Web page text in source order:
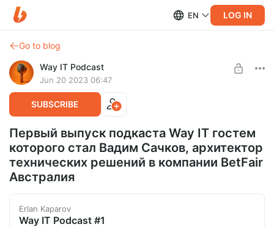
EN LOG IN
Go to blog
Way IT Podcast
Jun 20 2023 06:47
SUBSCRIBE
Первый выпуск подкаста Way IT гостем
которого стал Вадим Сачков, архитектор
технических решений в компании BetFair
Австралия
Erlan Kaparov
Way IT Podcast #1